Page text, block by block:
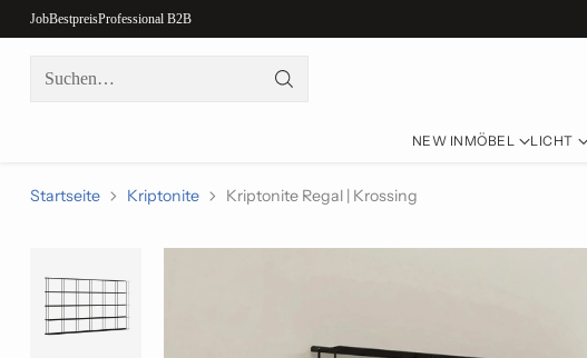
JobBestpreisProfessional B2B
Suchen…
NEW IN MÖBEL LICHT
Startseite Kriptonite Kriptonite Regal | Krossing